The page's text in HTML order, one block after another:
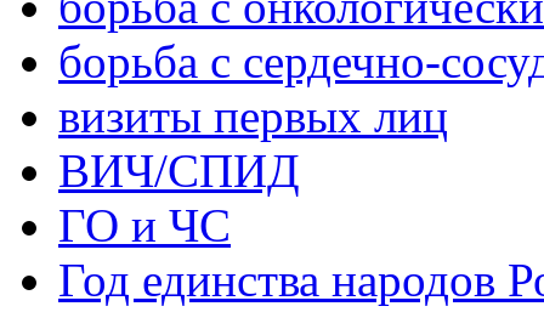
борьба с сердечно-
визиты первых лиц
ВИЧ/СПИД
ГО и ЧС
Год единства народов